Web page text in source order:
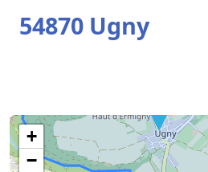
54870 Ugny
+
−